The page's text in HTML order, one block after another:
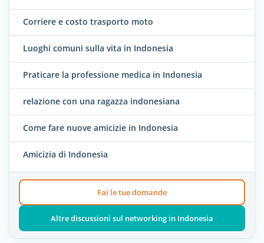
Corriere e costo trasporto moto
Luoghi comuni sulla vita in Indonesia
Praticare la professione medica in Indonesia
relazione con una ragazza indonesiana
Come fare nuove amicizie in Indonesia
Amicizia di Indonesia
Fai le tue domande
Altre discussioni sul networking in Indonesia